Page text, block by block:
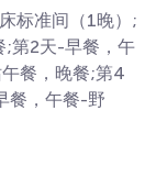
标准间（1晚）;
;第2天-早餐，午
餐，晚餐;第4
餐，午餐-野